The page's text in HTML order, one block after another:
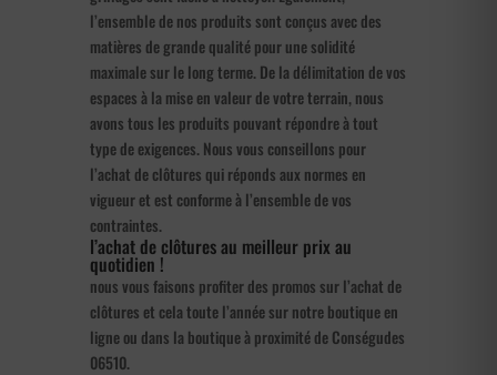
l’ensemble de nos produits sont conçus avec des
matières de grande qualité pour une solidité
maximale sur le long terme. De la délimitation de vos
espaces à la mise en valeur de votre terrain, nous
avons tous les produits pouvant répondre à tout
type de exigences. Nous vous conseillons pour
l’achat de clôtures qui réponds aux normes en
vigueur et est conforme à l’ensemble de vos
contraintes.
l’achat de clôtures au meilleur prix au
quotidien !
nous vous faisons profiter des promos sur l’achat de
clôtures et cela toute l’année sur notre boutique en
ligne ou dans la boutique à proximité de Conségudes
06510.